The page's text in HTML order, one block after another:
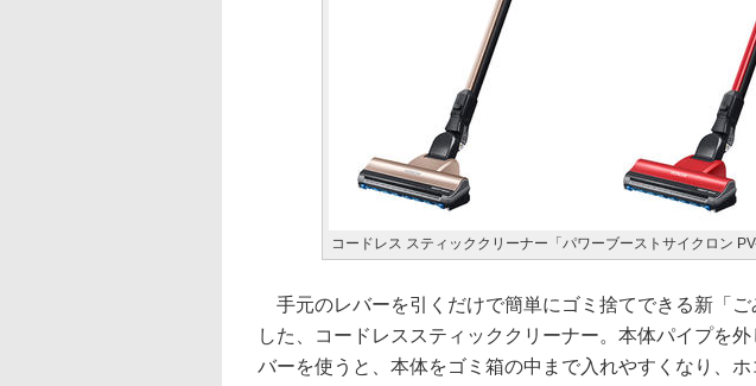
コードレス スティッククリーナー「パワーブーストサイクロン
手元のレバーを引くだけで簡単にゴミ捨てできる新「ご
した、コードレススティッククリーナー。本体パイプを
バーを使うと、本体をゴミ箱の中まで入れやすくなり、ホ